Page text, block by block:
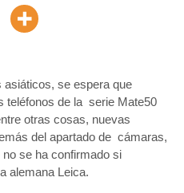
se espera que
teléfonos de la serie Mate50
otras cosas, nuevas
del apartado de cámaras,
se ha confirmado si
alemana Leica.